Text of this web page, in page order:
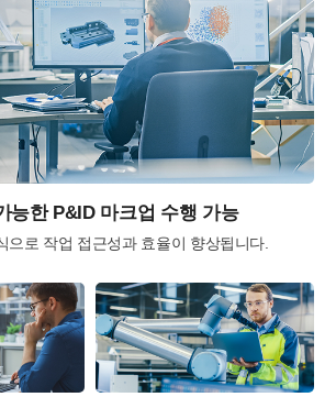
능한 P&ID 마크업 수행 가능
으로 작업 접근성과 효율이 향상됩니다.